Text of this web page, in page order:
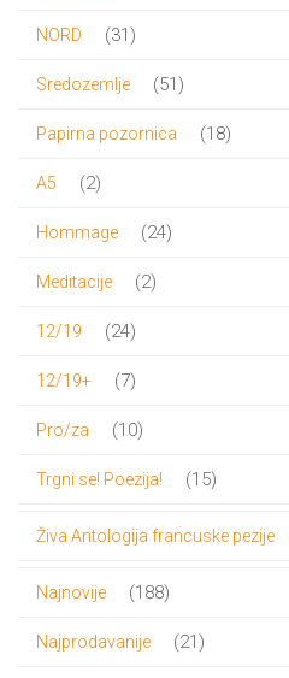
NORD 31 31
Sredozemlje 51 51
Papirna pozornica 1818
A5 22
Hommage 2424
Meditacije 22
12/19 2424
12/19+ 77
Pro/za 1010
Trgni se! Poezija! 1515
Živa Antologija francuske pezije
Najnovije 188188
Najprodavanije 21 21